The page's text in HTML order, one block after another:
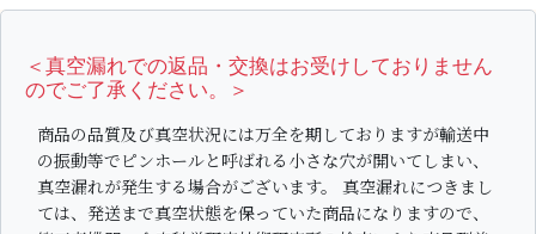
シーン別特集
ト
出産内祝い 結婚内祝い 法事・香典返し
＜真空漏れでの返品・交換はお受けしておりません
のでご了承ください。＞
商品の品質及び真空状況には万全を期しておりますが輸送中
の振動等でピンホールと呼ばれる小さな穴が開いてしまい、
真空漏れが発生する場合がございます。 真空漏れにつきまし
ては、発送まで真空状態を保っていた商品になりますので、